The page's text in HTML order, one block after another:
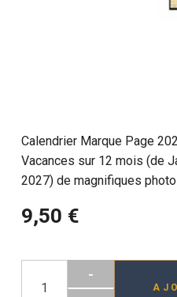
Calendrier Marque Page
Vacances sur 12 mois (de
2027) de magnifiques
9,50 €
-